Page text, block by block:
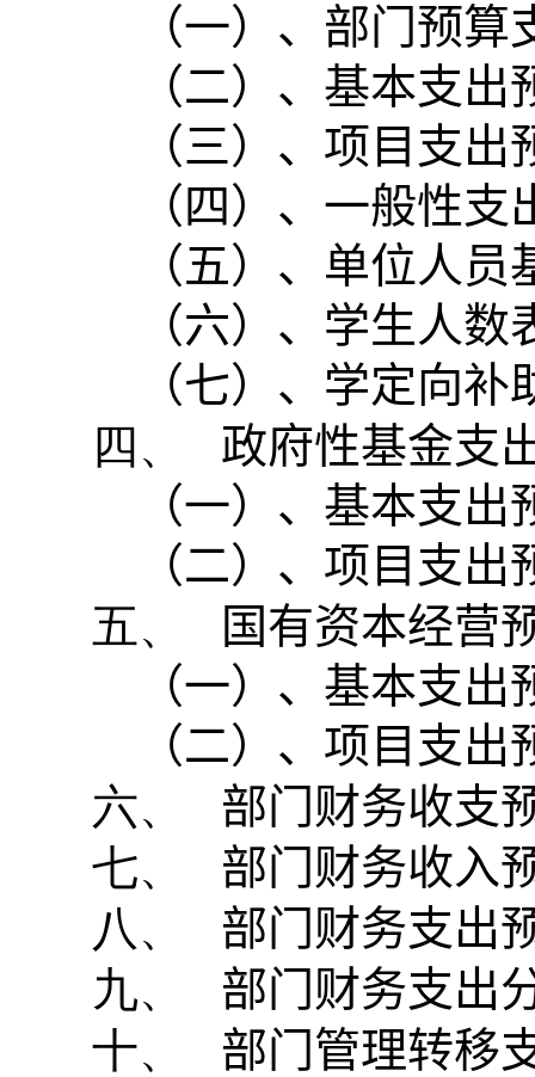
（一）、部门预
（二）、基本支出
（三）、项目支出
（四）、一般性支
（五）、单位人员
（六）、学生人数
（七）、学定向补
四、
政府性基金支
（一）、基本支出
（二）、项目支出
五、
国有资本经营
（一）、基本支出
（二）、项目支出
六、
部门财务收支
七、
部门财务收入
八、
部门财务支出
九、
部门财务支出
十、
部门管理转移